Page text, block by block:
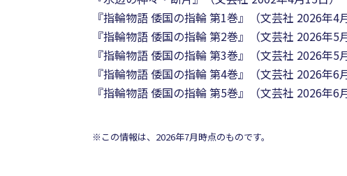
『指輪物語 倭国の指輪 第1巻』（文芸社 2026年4
『指輪物語 倭国の指輪 第2巻』（文芸社 2026年5
『指輪物語 倭国の指輪 第3巻』（文芸社 2026年5
『指輪物語 倭国の指輪 第4巻』（文芸社 2026年6
『指輪物語 倭国の指輪 第5巻』（文芸社 2026年6
※この情報は、2026年7月時点のものです。